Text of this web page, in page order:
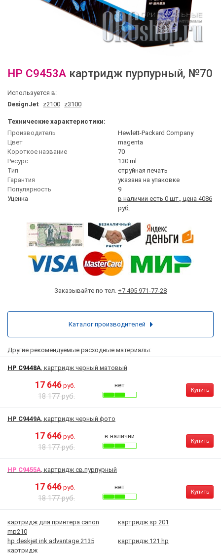
HP C9453A картридж пурпурный, №70
Используется в:
DesignJet
z2100 z3100
Технические характеристики:
Производитель
Hewlett-Packard Company
Цвет
magenta
Короткое название
70
Ресурс
130 ml
Тип
струйная печать
Гарантия
указана на упаковке
Популярность
9
Уценка
в наличии есть 0 шт., цена 4086
руб.
Заказывайте по тел. +7 495 971-77-28
Другие рекомендуемые расходные материалы:
HP C9448A , картридж черный матовый
17 646 руб.
18 177 руб.
нет
Купить
HP C9449A , картридж черный фото
17 646 руб.
18 177 руб.
в наличии
Купить
HP C9455A , картридж св.пурпурный
17 646 руб.
18 177 руб.
нет
Купить
картридж для принтера canon
mp210
картридж sp 201
hp deskjet ink advantage 2135
картридж
картридж 121 hp